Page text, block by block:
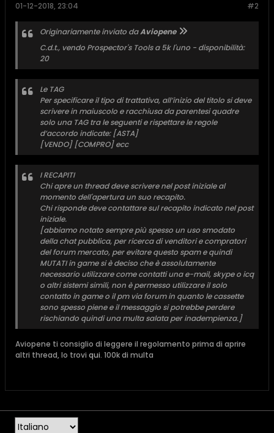
#2
01-12-2018, 23:04
Originariamente inviato daAviopene
C.d.t., vendo Prospector's Tools a 5k l'uno - disponibilità:
20
Le TAG
Per specificare il tipo di trattativa, all’inizio del titolo si deve
scrivere in maiuscolo e racchiusa da parentesi quadre
solo una TAG tra le seguenti e rispettare le regole
d’accordo indicate: [ASTA]
[VENDO] [COMPRO] ecc
I RECAPITI
Chi apre un thread deve scrivere nel post iniziale al
momento dell'apertura un suo recapito.
Chi risponde deve contattare sul recapito indicato nel post
iniziale.
[abbiamo notato sempre più spesso un uso smodato
della chat pubblica, per ricerca di venditori e compratori
del forum mercato, per evitare questo spam e quindi
MUTATI in game si è deciso che è assolutamente
necessario utilizzare come contatti una e-mail, skype o icq
o altri sistemi simili, non è permesso utilizzare il solo
contatto in game o il pm via forum in quanto le cassette
sono spesso piene e il messaggio si potrebbe perdere
rischiando quindi una multa salata per inadempienza.]
Aviopene ti consiglio di leggere il regolamento prima di aprire
altri thread, lo trovi qui. 100k di multa